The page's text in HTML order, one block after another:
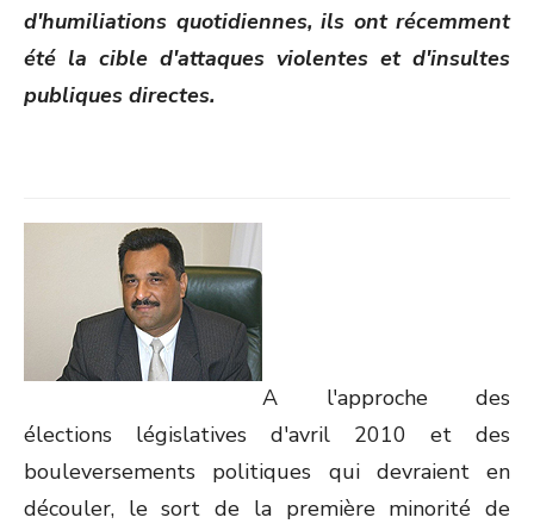
d'humiliations quotidiennes, ils ont récemment
été la cible d'attaques violentes et d'insultes
publiques directes.
A l'approche des
élections législatives d'avril 2010 et des
bouleversements politiques qui devraient en
découler, le sort de la première minorité de